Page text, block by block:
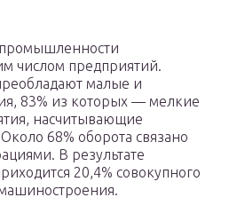
промышленности
числом предприятий.
малые и
83% из которых — мелкие
насчитывающие
68% оборота связано
В результате
20,4% совокупного